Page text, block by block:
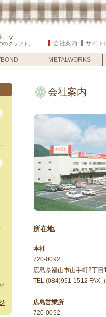
、な
のクラフト。
METALWORKS
サイト
会社案内
会社案内
所在地
本社
720-0092
広島県福山市山手町2丁目
TEL (084)951-1512 FAX
広島営業所
720-0092